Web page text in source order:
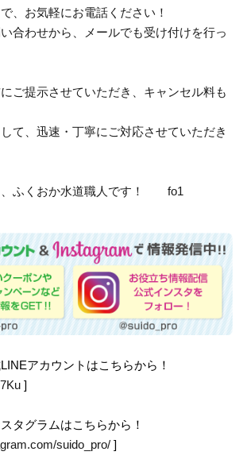
、お気軽にお電話ください！
合わせから、メールでも受け付けを行っ
ご提示させていただき、キャンセル料も
て、迅速・丁寧にご対応させていただき
、ふくおか水道職人です！ fo1
アカウントはこちらから！
]
タグラムはこちらから！
suido_pro/ ]